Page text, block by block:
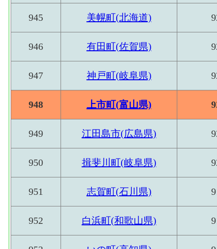
945 美幌町(北海道)
946 有田町(佐賀県)
947 神戸町(岐阜県)
948 上市町(富山県)
949 江田島市(広島県)
950 揖斐川町(岐阜県)
951 志賀町(石川県)
952 白浜町(和歌山県)